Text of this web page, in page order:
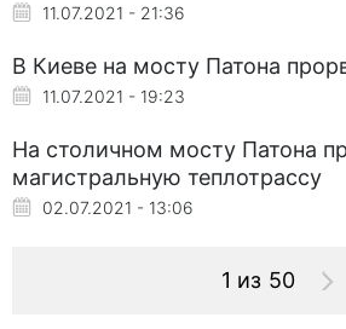
11.07.2021 - 21:36
В Киеве на мосту Патона
11.07.2021 - 19:23
На столичном мосту Патона
магистральную теплотрассу
02.07.2021 - 13:06
1 из 50